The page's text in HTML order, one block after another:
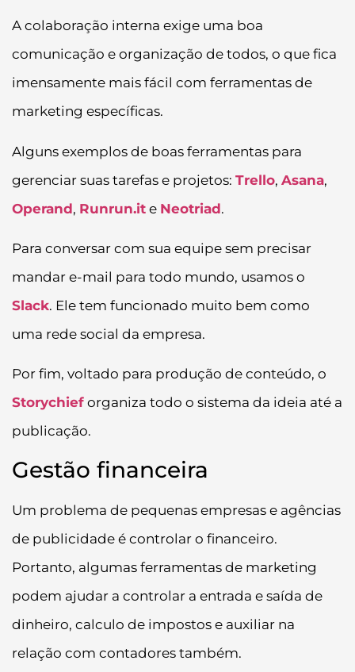
A colaboração interna exige uma boa
comunicação e organização de todos, o que fica
imensamente mais fácil com ferramentas de
marketing específicas.
Alguns exemplos de boas ferramentas para
gerenciar suas tarefas e projetos: Trello, Asana,
Operand, Runrun.it e Neotriad.
Para conversar com sua equipe sem precisar
mandar e-mail para todo mundo, usamos o
Slack. Ele tem funcionado muito bem como
uma rede social da empresa.
Por fim, voltado para produção de conteúdo, o
Storychief organiza todo o sistema da ideia até a
publicação.
Gestão financeira
Um problema de pequenas empresas e agências
de publicidade é controlar o financeiro.
Portanto, algumas ferramentas de marketing
podem ajudar a controlar a entrada e saída de
dinheiro, calculo de impostos e auxiliar na
relação com contadores também.